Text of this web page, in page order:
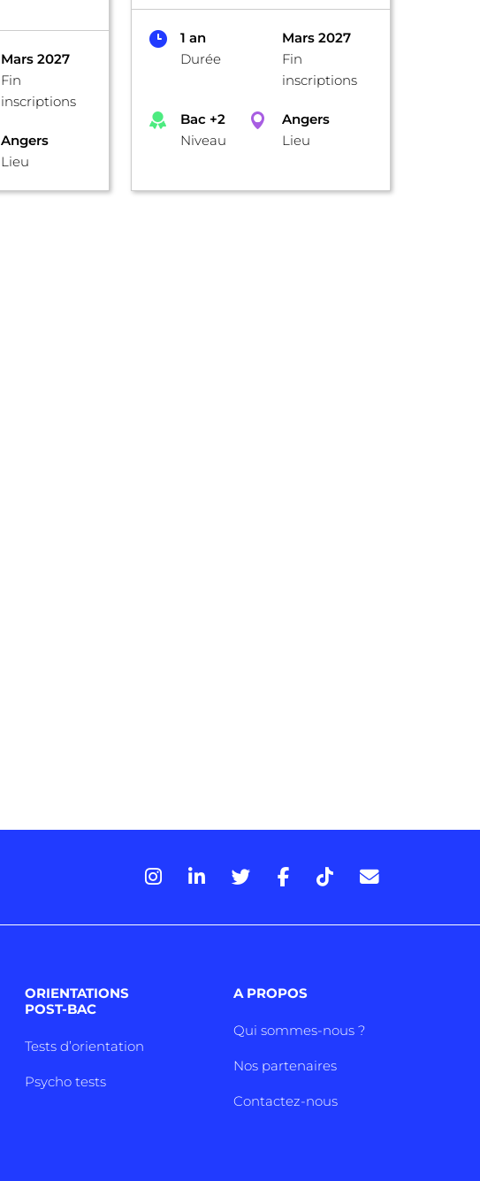
Mars 2027
Fin
inscriptions
Angers
Lieu
1 an
Durée
Mars 2027
Fin
inscriptions
Bac +2
Niveau
Angers
Lieu
ORIENTATIONS
POST-BAC
Tests d’orientation
Psycho tests
A PROPOS
Qui sommes-nous ?
Nos partenaires
Contactez-nous